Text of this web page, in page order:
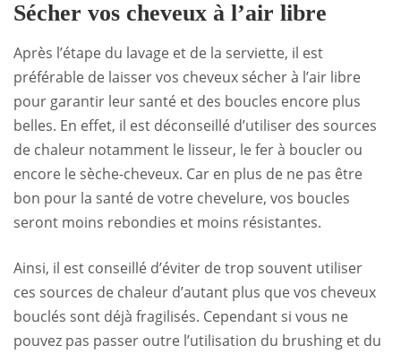
Sécher vos cheveux à l’air libre
Après l’étape du lavage et de la serviette, il est
préférable de laisser vos cheveux sécher à l’air libre
pour garantir leur santé et des boucles encore plus
belles. En effet, il est déconseillé d’utiliser des sources
de chaleur notamment le lisseur, le fer à boucler ou
encore le sèche-cheveux. Car en plus de ne pas être
bon pour la santé de votre chevelure, vos boucles
seront moins rebondies et moins résistantes.
Ainsi, il est conseillé d’éviter de trop souvent utiliser
ces sources de chaleur d’autant plus que vos cheveux
bouclés sont déjà fragilisés. Cependant si vous ne
pouvez pas passer outre l’utilisation du brushing et du